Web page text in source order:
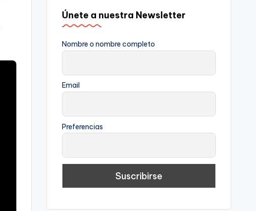
Únete a nuestra Newsletter
Nombre o nombre completo
Email
Preferencias